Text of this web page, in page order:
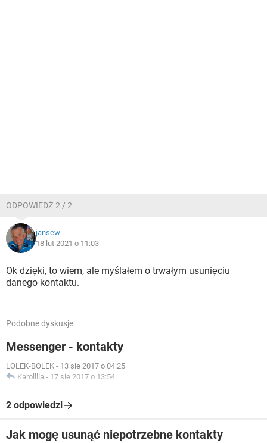
ODPOWIEDŹ 2 / 2
jansew
18 lut 2021 o 11:03
Ok dzięki, to wiem, ale myślałem o trwałym usunięciu
danego kontaktu.
Podobne dyskusje
Messenger - kontakty
LOLEK-BOLEK - 13 sie 2017 o 04:25
Karolllla - 17 sie 2017 o 13:54
2 odpowiedzi
Jak mogę usunąć niepotrzebne kontakty